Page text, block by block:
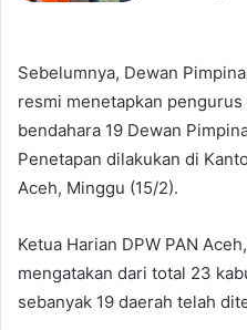
Sebelumnya, Dewan
resmi menetapkan
bendahara 19 Dewan
Penetapan dilakukan di
Aceh, Minggu (15/2).
Ketua Harian DPW PAN
mengatakan dari total 23
sebanyak 19 daerah telah